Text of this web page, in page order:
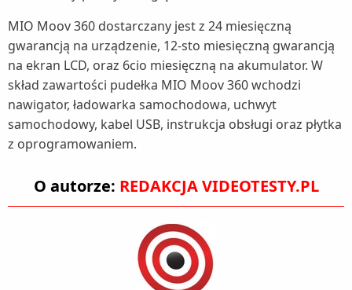
MIO Moov 360 dostarczany jest z 24 miesięczną
gwarancją na urządzenie, 12-sto miesięczną gwarancją
na ekran LCD, oraz 6cio miesięczną na akumulator. W
skład zawartości pudełka MIO Moov 360 wchodzi
nawigator, ładowarka samochodowa, uchwyt
samochodowy, kabel USB, instrukcja obsługi oraz płytka
z oprogramowaniem.
O autorze: REDAKCJA VIDEOTESTY.PL